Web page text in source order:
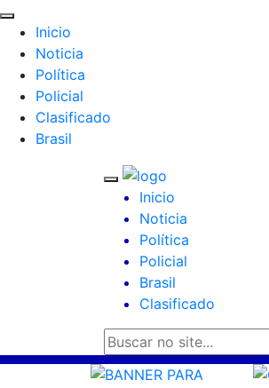
Inicio
Noticia
Política
Policial
Clasificado
Brasil
Inicio
Noticia
Política
Policial
Brasil
Clasificado